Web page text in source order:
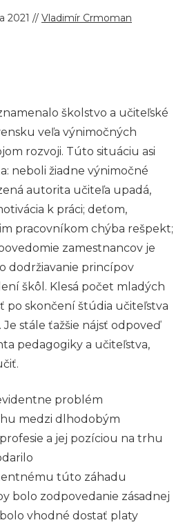
2021 // Vladimír Crmoman
školstvo a učiteľské
veľa výnimočných
rozvoji. Túto situáciu asi
neboli žiadne výnimočné
autorita učiteľa upadá,
k práci; deťom,
pracovníkom chýba rešpekt;
zamestnancov je
dodržiavanie princípov
škôl. Klesá počet mladých
po skončení štúdia učiteľstva
Je stále ťažšie nájsť odpoveď
pedagogiky a učiteľstva,
problém
medzi dlhodobým
a jej pozíciou na trhu
túto záhadu
bolo zodpovedanie zásadnej
vhodné dostať platy